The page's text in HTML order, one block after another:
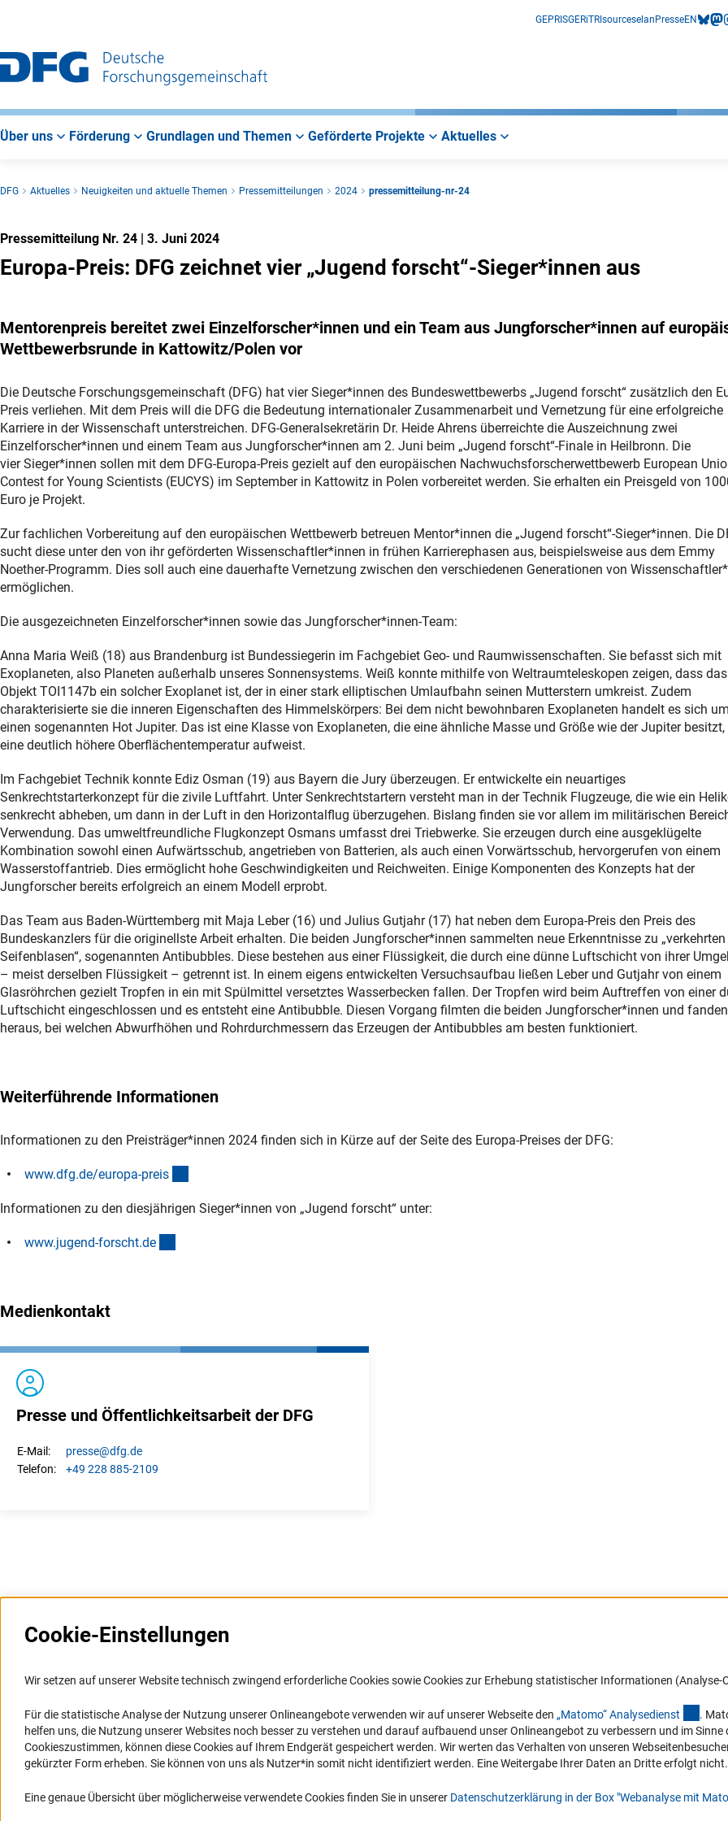
GEPRISGERiTRIsourceselan PresseEN
Über uns Förderung Grundlagen und Themen Geförderte Projekte Aktuelles
DFG Aktuelles Neuigkeiten und aktuelle Themen Pressemitteilungen 2024 pressemitteilung-nr-24
Pressemitteilung Nr. 24 | 3. Juni 2024
Europa-Preis: DFG zeichnet vier „Jugend forscht“-Sieger*innen aus
Mentorenpreis bereitet zwei Einzelforscher*innen und ein Team aus Jungforscher*innen auf
Wettbewerbsrunde in Kattowitz/Polen vor
Die Deutsche Forschungsgemeinschaft (DFG) hat vier Sieger*innen des Bundeswettbewerbs „Jugend forscht“ zusätzlich den
Preis verliehen. Mit dem Preis will die DFG die Bedeutung internationaler Zusammenarbeit und Vernetzung für eine erfolgreiche
Karriere in der Wissenschaft unterstreichen. DFG-Generalsekretärin Dr. Heide Ahrens überreichte die Auszeichnung zwei
Einzelforscher*innen und einem Team aus Jungforscher*innen am 2. Juni beim „Jugend forscht“-Finale in Heilbronn. Die
vier Sieger*innen sollen mit dem DFG-Europa-Preis gezielt auf den europäischen Nachwuchsforscherwettbewerb European
Contest for Young Scientists (EUCYS) im September in Kattowitz in Polen vorbereitet werden. Sie erhalten ein Preisgeld von
Euro je Projekt.
Zur fachlichen Vorbereitung auf den europäischen Wettbewerb betreuen Mentor*innen die „Jugend forscht“-Sieger*innen. Die
sucht diese unter den von ihr geförderten Wissenschaftler*innen in frühen Karrierephasen aus, beispielsweise aus dem Emmy
Noether-Programm. Dies soll auch eine dauerhafte Vernetzung zwischen den verschiedenen Generationen von
ermöglichen.
Die ausgezeichneten Einzelforscher*innen sowie das Jungforscher*innen-Team:
Anna Maria Weiß (18) aus Brandenburg ist Bundessiegerin im Fachgebiet Geo- und Raumwissenschaften. Sie befasst sich mit
Exoplaneten, also Planeten außerhalb unseres Sonnensystems. Weiß konnte mithilfe von Weltraumteleskopen zeigen, dass das
Objekt TOI1147b ein solcher Exoplanet ist, der in einer stark elliptischen Umlaufbahn seinen Mutterstern umkreist. Zudem
charakterisierte sie die inneren Eigenschaften des Himmelskörpers: Bei dem nicht bewohnbaren Exoplaneten handelt es sich um
einen sogenannten Hot Jupiter. Das ist eine Klasse von Exoplaneten, die eine ähnliche Masse und Größe wie der Jupiter besitzt,
eine deutlich höhere Oberflächentemperatur aufweist.
Im Fachgebiet Technik konnte Ediz Osman (19) aus Bayern die Jury überzeugen. Er entwickelte ein neuartiges
Senkrechtstarterkonzept für die zivile Luftfahrt. Unter Senkrechtstartern versteht man in der Technik Flugzeuge, die wie ein
senkrecht abheben, um dann in der Luft in den Horizontalflug überzugehen. Bislang finden sie vor allem im militärischen
Verwendung. Das umweltfreundliche Flugkonzept Osmans umfasst drei Triebwerke. Sie erzeugen durch eine ausgeklügelte
Kombination sowohl einen Aufwärtsschub, angetrieben von Batterien, als auch einen Vorwärtsschub, hervorgerufen von einem
Wasserstoffantrieb. Dies ermöglicht hohe Geschwindigkeiten und Reichweiten. Einige Komponenten des Konzepts hat der
Jungforscher bereits erfolgreich an einem Modell erprobt.
Das Team aus Baden-Württemberg mit Maja Leber (16) und Julius Gutjahr (17) hat neben dem Europa-Preis den Preis des
Bundeskanzlers für die originellste Arbeit erhalten. Die beiden Jungforscher*innen sammelten neue Erkenntnisse zu „verkehrten
Seifenblasen“, sogenannten Antibubbles. Diese bestehen aus einer Flüssigkeit, die durch eine dünne Luftschicht von ihrer
– meist derselben Flüssigkeit – getrennt ist. In einem eigens entwickelten Versuchsaufbau ließen Leber und Gutjahr von einem
Glasröhrchen gezielt Tropfen in ein mit Spülmittel versetztes Wasserbecken fallen. Der Tropfen wird beim Auftreffen von einer
Luftschicht eingeschlossen und es entsteht eine Antibubble. Diesen Vorgang filmten die beiden Jungforscher*innen und fanden
heraus, bei welchen Abwurfhöhen und Rohrdurchmessern das Erzeugen der Antibubbles am besten funktioniert.
Weiterführende Informationen
Informationen zu den Preisträger*innen 2024 finden sich in Kürze auf der Seite des Europa-Preises der DFG:
www.dfg.de/europa-preis
Informationen zu den diesjährigen Sieger*innen von „Jugend forscht“ unter:
www.jugend-forscht.de
Medienkontakt
Presse und Öffentlichkeitsarbeit der DFG
E-Mail: presse@dfg.de
Telefon:
+49 228 885-2109
Informationssysteme
Portal Wissenschaftliche Integrität
GEPRIS
GEPRIS historisch
RIsources
FAQ
Karriere
Logo und Corporate Design
mit Behinderungen
Erklärung zur Barrierefreiheit
Barriere melden
in Ihr Mailpostfach oder schauen
die Ausgaben online an.
Zum Newsletter
Cookie-Einstellungen
Wir setzen auf unserer Website technisch zwingend erforderliche Cookies sowie Cookies zur Erhebung statistischer Informationen (Analyse-
Für die statistische Analyse der Nutzung unserer Onlineangebote verwenden wir auf unserer Webseite den „Matomo“ Analysedienst
.
helfen uns, die Nutzung unserer Websites noch besser zu verstehen und darauf aufbauend unser Onlineangebot zu verbessern und im
Cookieszustimmen, können diese Cookies auf Ihrem Endgerät gespeichert werden. Wir werten das Verhalten von unseren
gekürzter Form erheben. Sie können von uns als Nutzer*in somit nicht identifiziert werden. Eine Weitergabe Ihrer Daten an Dritte erfolgt nicht.
Eine genaue Übersicht über möglicherweise verwendete Cookies finden Sie in unserer Datenschutzerklärung in der Box "Webanalyse mit